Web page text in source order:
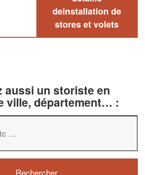
deinstallation de
stores et volets
aussi un storiste en
ville, département… :